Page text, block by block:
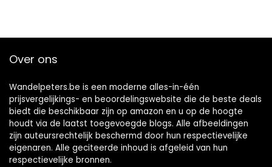
Over ons
Wandelpeters.be is een moderne alles-in-één
prijsvergelijkings- en beoordelingswebsite die de beste deals
biedt die beschikbaar zijn op amazon en u op de hoogte
houdt via de laatst toegevoegde blogs. Alle afbeeldingen
zijn auteursrechtelijk beschermd door hun respectievelijke
eigenaren. Alle geciteerde inhoud is afgeleid van hun
respectievelijke bronnen.